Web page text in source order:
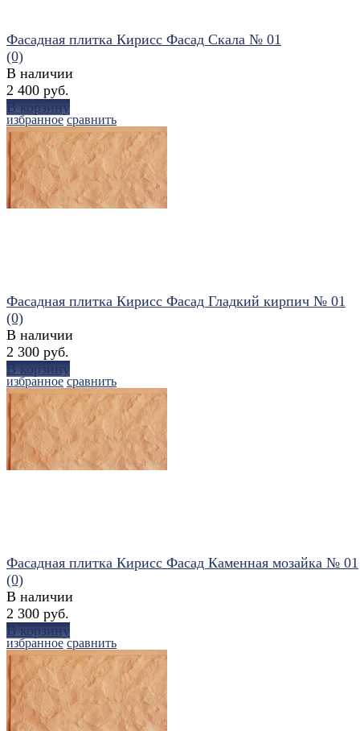
избранное сравнить
Фасадная плитка Кирисс Фасад Скала № 01
(0)
В наличии
2 400 руб.
В корзину
избранное сравнить
Фасадная плитка Кирисс Фасад Гладкий кирпич № 01
(0)
В наличии
2 300 руб.
В корзину
избранное сравнить
Фасадная плитка Кирисс Фасад Каменная мозайка № 01
(0)
В наличии
2 300 руб.
В корзину